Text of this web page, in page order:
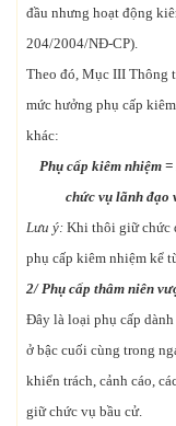
đầu nhưng hoạt động
204/2004/NĐ-CP).
Theo đó, Mục III Thông
mức hưởng phụ cấp
khác:
Phụ cấp kiêm nhiệm
chức vụ lãnh đạo
Lưu ý: Khi thôi giữ chức
phụ cấp kiêm nhiệm kể
2/ Phụ cấp thâm niên
Đây là loại phụ cấp
ở bậc cuối cùng trong
khiển trách, cảnh cáo,
giữ chức vụ bầu cử.